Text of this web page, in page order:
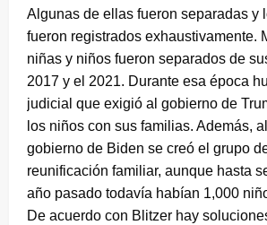
Algunas de ellas fueron separadas y
fueron registrados exhaustivamente.
niñas y niños fueron separados de
2017 y el 2021. Durante esa época
judicial que exigió al gobierno de
los niños con sus familias. Además,
gobierno de Biden se creó el grupo
reunificación familiar, aunque hasta
año pasado todavía habían 1,000
De acuerdo con Blitzer hay